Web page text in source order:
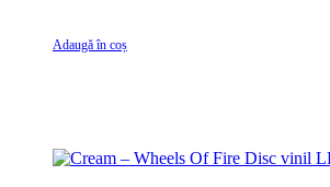
Adaugă în coș